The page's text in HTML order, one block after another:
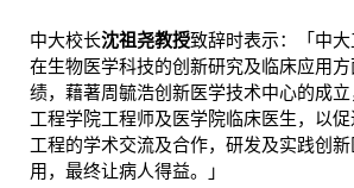
中大校长沈祖尧教授致辞时表示：「中
在生物医学科技的创新研究及临床应用
绩，藉著周毓浩创新医学技术中心的成
工程学院工程师及医学院临床医生，以
工程的学术交流及合作，研发及实践创
用，最终让病人得益。」